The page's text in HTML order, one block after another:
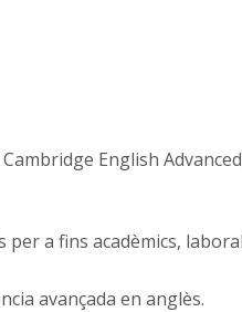
English Advanced
a fins acadèmics,
avançada en anglès.